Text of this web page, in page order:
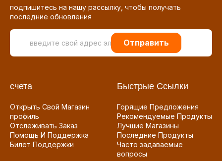
подпишитесь на нашу рассылку, чтобы получать
последние обновления
Отправить
счета
Открыть Свой Магазин
профиль
Отслеживать Заказ
Помощь И Поддержка
Билет Поддержки
Быстрые Ссылки
Горящие Предложения
Рекомендуемые Продукты
Лучшие Магазины
Последние Продукты
Часто задаваемые
вопросы